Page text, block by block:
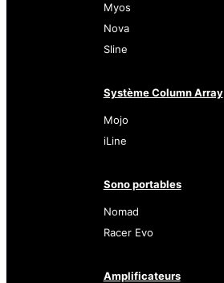
Myos
Nova
Sline
Système Column Array
Mojo
iLine
Sono portables
Nomad
Racer Evo
Amplificateurs